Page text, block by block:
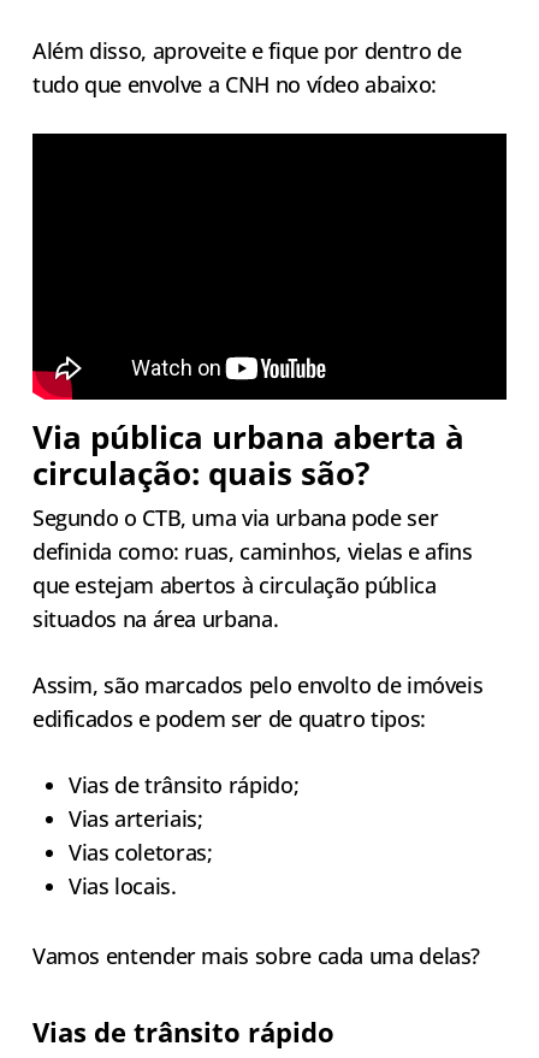
Além disso, aproveite e fique por dentro de
tudo que envolve a CNH no vídeo abaixo:
Via pública urbana aberta à
circulação: quais são?
Segundo o CTB, uma via urbana pode ser
definida como: ruas, caminhos, vielas e afins
que estejam abertos à circulação pública
situados na área urbana.
Assim, são marcados pelo envolto de imóveis
edificados e podem ser de quatro tipos:
Vias de trânsito rápido;
Vias arteriais;
Vias coletoras;
Vias locais.
Vamos entender mais sobre cada uma delas?
Vias de trânsito rápido